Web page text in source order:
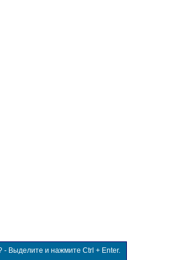
Выделите и нажмите Ctrl + Enter.